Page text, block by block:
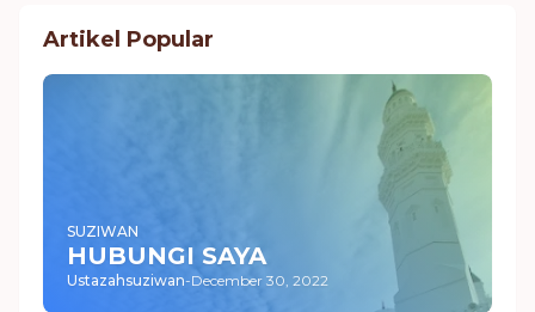
Artikel Popular
SUZIWAN
HUBUNGI SAYA
Ustazahsuziwan-December 30, 2022